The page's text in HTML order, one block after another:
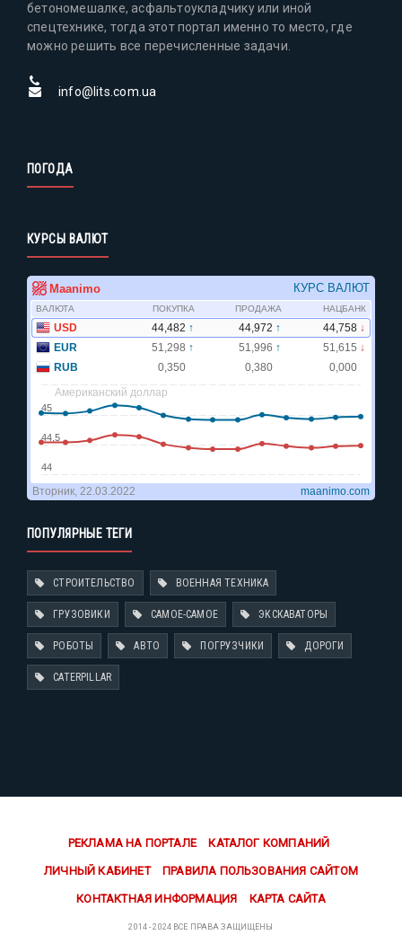
бетономешалке, асфальтоукладчику или иной
спецтехнике, тогда этот портал именно то место, где
можно решить все перечисленные задачи.
info@lits.com.ua
ПОГОДА
КУРСЫ ВАЛЮТ
ПОПУЛЯРНЫЕ ТЕГИ
СТРОИТЕЛЬСТВО ВОЕННАЯ ТЕХНИКА
ГРУЗОВИКИ САМОЕ-САМОЕ ЭКСКАВАТОРЫ
РОБОТЫ АВТО ПОГРУЗЧИКИ ДОРОГИ
CATERPILLAR
РЕКЛАМА НА ПОРТАЛЕ КАТАЛОГ КОМПАНИЙ
ЛИЧНЫЙ КАБИНЕТ ПРАВИЛА ПОЛЬЗОВАНИЯ САЙТОМ
КОНТАКТНАЯ ИНФОРМАЦИЯ КАРТА САЙТА
2014 - 2024 ВСЕ ПРАВА ЗАЩИЩЕНЫ